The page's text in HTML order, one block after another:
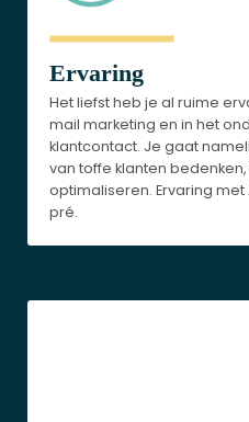
Ervaring
Het liefst heb je al ruime
mail marketing en in het
klantcontact. Je gaat
van toffe klanten
optimaliseren. Ervaring
pré.